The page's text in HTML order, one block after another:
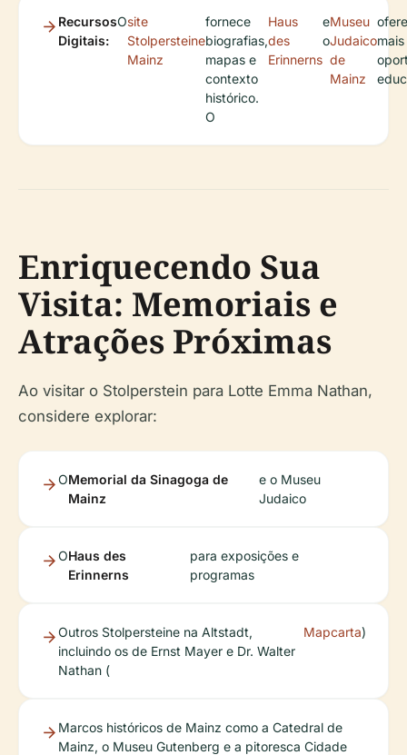
Recursos
Digitais:
Osite
Stolpersteine
Mainz
fornece
biografias,
mapas e
contexto
histórico.
O
Haus
des
Erinnerns
e
o
Museu
Judaico
de
Mainz
mais
Enriquecendo Sua
Visita: Memoriais e
Atrações Próximas
Ao visitar o Stolperstein para Lotte Emma Nathan,
considere explorar:
OMemorial da Sinagoga de
Mainz
e o Museu
Judaico
OHaus des
Erinnerns
para exposições e
programas
Outros Stolpersteine na Altstadt,
incluindo os de Ernst Mayer e Dr. Walter
Nathan (
Mapcarta)
Marcos históricos de Mainz como a Catedral de
Mainz, o Museu Gutenberg e a pitoresca Cidade